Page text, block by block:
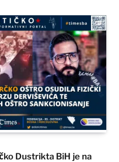
Dustrikta BiH je na